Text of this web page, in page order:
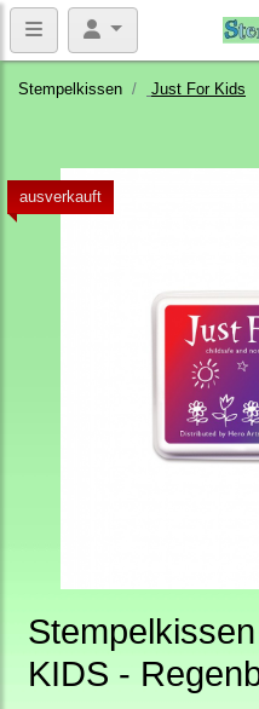
Stempelkissen Just For Kids
ausverkauft
KIDS -